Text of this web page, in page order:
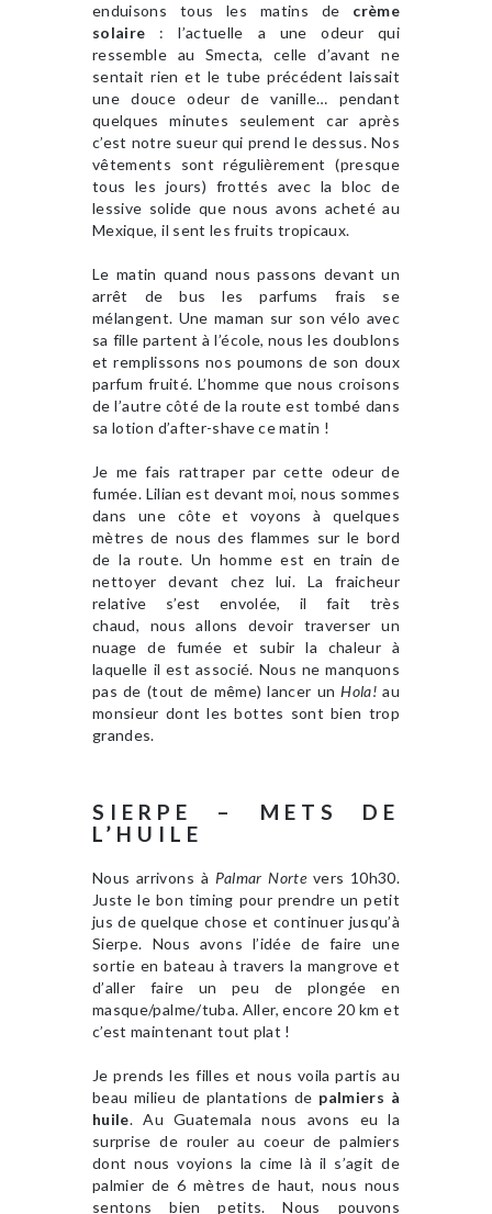
enduisons tous les matins de crème
solaire : l’actuelle a une odeur qui
ressemble au Smecta, celle d’avant ne
sentait rien et le tube précédent laissait
une douce odeur de vanille… pendant
quelques minutes seulement car après
c’est notre sueur qui prend le dessus. Nos
vêtements sont régulièrement (presque
tous les jours) frottés avec la bloc de
lessive solide que nous avons acheté au
Mexique, il sent les fruits tropicaux.
Le matin quand nous passons devant un
arrêt de bus les parfums frais se
mélangent. Une maman sur son vélo avec
sa fille partent à l’école, nous les doublons
et remplissons nos poumons de son doux
parfum fruité. L’homme que nous croisons
de l’autre côté de la route est tombé dans
sa lotion d’after-shave ce matin !
Je me fais rattraper par cette odeur de
fumée. Lilian est devant moi, nous sommes
dans une côte et voyons à quelques
mètres de nous des flammes sur le bord
de la route. Un homme est en train de
nettoyer devant chez lui. La fraicheur
relative s’est envolée, il fait très
chaud, nous allons devoir traverser un
nuage de fumée et subir la chaleur à
laquelle il est associé. Nous ne manquons
pas de (tout de même) lancer unHola! au
monsieur dont les bottes sont bien trop
grandes.
SIERPE – METS DE
L’HUILE
Nous arrivons à Palmar Norte vers 10h30.
Juste le bon timing pour prendre un petit
jus de quelque chose et continuer jusqu’à
Sierpe. Nous avons l’idée de faire une
sortie en bateau à travers la mangrove et
d’aller faire un peu de plongée en
masque/palme/tuba. Aller, encore 20 km et
c’est maintenant tout plat !
Je prends les filles et nous voila partis au
beau milieu de plantations de palmiers à
huile. Au Guatemala nous avons eu la
surprise de rouler au coeur de palmiers
dont nous voyions la cime là il s’agit de
palmier de 6 mètres de haut, nous nous
sentons bien petits. Nous pouvons